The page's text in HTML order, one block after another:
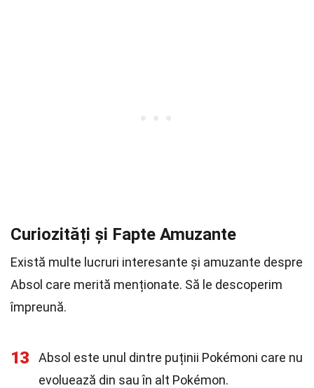
Curiozități și Fapte Amuzante
Există multe lucruri interesante și amuzante despre
Absol care merită menționate. Să le descoperim
împreună.
13
Absol este unul dintre puținii Pokémoni care nu
evoluează din sau în alt Pokémon.